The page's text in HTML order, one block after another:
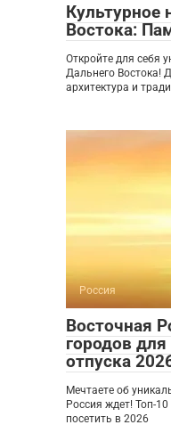
Культурное
Востока:
Откройте для себя
Дальнего Востока!
архитектура и
Россия
Восточная
городов
отпуска
Мечтаете об
Россия ждет! Топ-
посетить в 2026